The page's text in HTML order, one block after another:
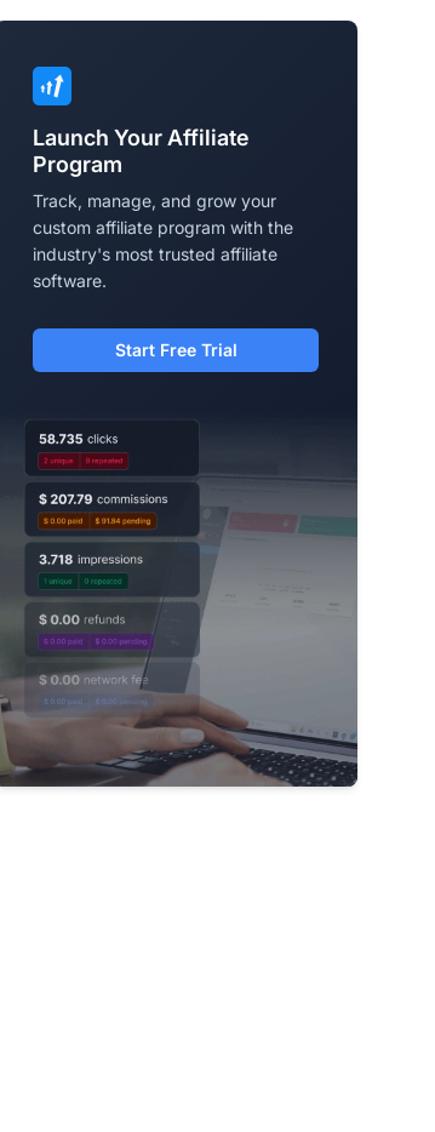
Launch Your Affiliate
Program
Track, manage, and grow your
custom affiliate program with the
industry's most trusted affiliate
software.
Start Free Trial